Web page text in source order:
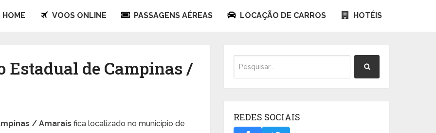
HOME VOOS ONLINE PASSAGENS AÉREAS LOCAÇÃO DE CARROS HOTÉIS
Estadual de Campinas /
/ Amarais fica localizado no município de
REDES SOCIAIS